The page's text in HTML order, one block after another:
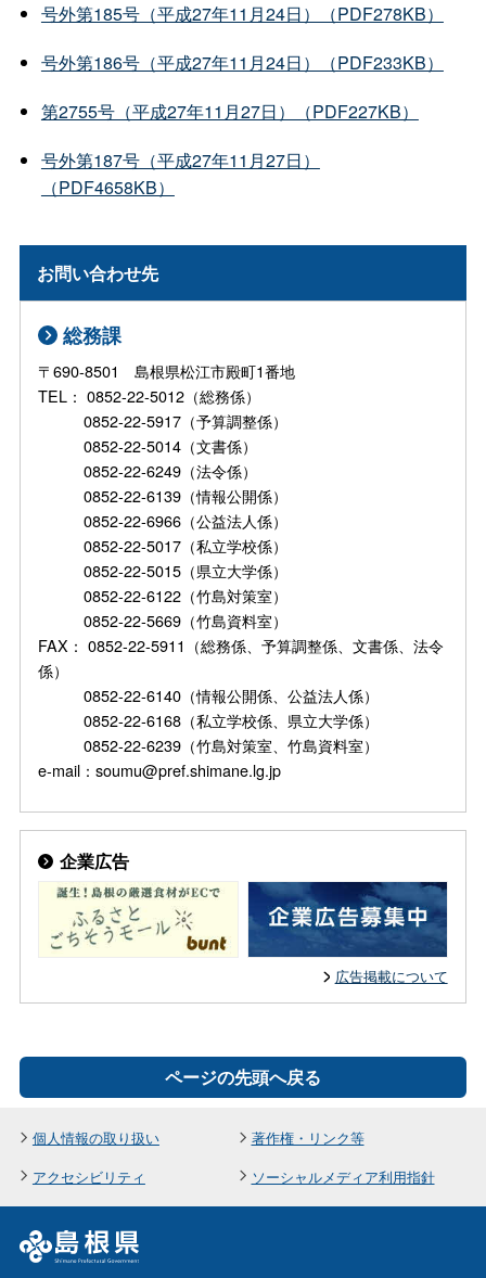
号外第185号（平成27年11月24日）（PDF278KB）
号外第186号（平成27年11月24日）（PDF233KB）
第2755号（平成27年11月27日）（PDF227KB）
号外第187号（平成27年11月27日）
（PDF4658KB）
お問い合わせ先
総務課
〒690-8501 島根県松江市殿町1番地
TEL： 0852-22-5012（総務係）
0852-22-5917（予算調整係）
0852-22-5014（文書係）
0852-22-6249（法令係）
0852-22-6139（情報公開係）
0852-22-6966（公益法人係）
0852-22-5017（私立学校係）
0852-22-5015（県立大学係）
0852-22-6122（竹島対策室）
0852-22-5669（竹島資料室）
FAX： 0852-22-5911（総務係、予算調整係、文書係、法令
係）
0852-22-6140（情報公開係、公益法人係）
0852-22-6168（私立学校係、県立大学係）
0852-22-6239（竹島対策室、竹島資料室）
e-mail：soumu@pref.shimane.lg.jp
企業広告
広告掲載について
ページの先頭へ戻る
個人情報の取り扱い
著作権・リンク等
アクセシビリティ
ソーシャルメディア利用指針